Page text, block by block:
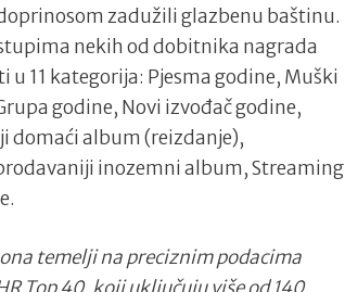
zadužili glazbenu baštinu.
nekih od dobitnika nagrada
u 11 kategorija: Pjesma godine, Muški
godine, Novi izvođač godine,
domaći album (reizdanje),
inozemni album, Streaming
temelji na preciznim podacima